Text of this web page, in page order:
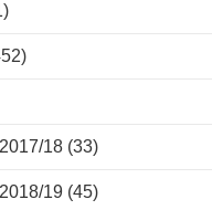
18 (33)
19 (45)